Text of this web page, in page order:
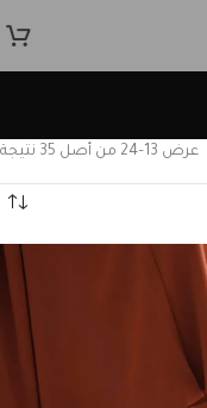
عرض 13–24 من أصل 35 نتيجة